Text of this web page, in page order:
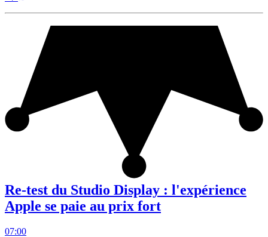
Re-test du Studio Display : l'expérience
Apple se paie au prix fort
07:00